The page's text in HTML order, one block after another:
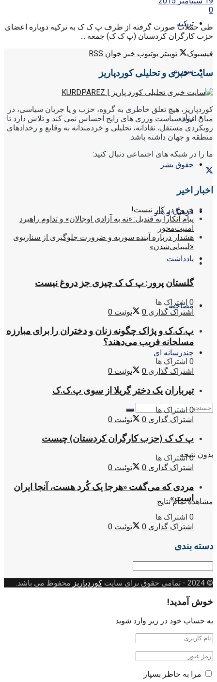
ترکیه
سوریه
زنان
حقوق بشر
فرهنگ و هنر
یادداشت
مصاحبه
چندرسانه ای
بدون نتیجه
مشاهده تمام نتایج
0
طی حملات صورت گرفته از طرف پ ک ک به ترکیه دوباره اعضای
حزب کارگران کردستان (پ ک ک) جمعه ...
فیسبوک
توییتر یوتیوب خبر خوان RSS
سایت خبری و تحلیلی کوردپاریز
کوردپاریز، هیچ تعلق خاطری به گروه، حزب و یا جریان سیاسی، در
میان انبوه سیاست ورزی های رایج احساس نمی کند و تلاش دارد تا
رویکردی مستقل، نقادانه، تحلیلی و خردمندانه به وقایع و رخدادهای
منطقه و جهان داشته باشد.
ما را در شبکه های اجتماعی دنبال کنید:
اخبار اخیر
خروج در کار نیست!
پیام آنکارا به قندیل: «نه به آزادی اوجالان» و تداوم راهبرد
امنیت‌محور
هشدار درباره آینده سوریه و ضرورت جلوگیری از سناریوی
«لیبیایی‌شدن»
گلستان پرور: پ ک ک چیزی جز دروغ نیست
0 اشتراک ها
اشتراک گذاری 0 توئیت 0
پ.ک.ک و پژاک چگونه زنان و دختران را برای مبارزه
مسلحانه فریب می‌دهند؟
0 اشتراک ها
اشتراک گذاری 0 توئیت 0
تیرباران یک دختر گریلا از سوی پ.ک.ک
0 اشتراک ها
اشتراک گذاری 0 توئیت 0
پ ک ک (حزب کارگران کردستان) چیست
0 اشتراک ها
اشتراک گذاری 0 توئیت 0
مردی که می‌گفت «هرجا یک کُرد هست، آنجا ایران
است»
0 اشتراک ها
اشتراک گذاری 0 توئیت 0
دسته بندی
دسته
© 2024
- تمامی حقوق برای سایت کوردپاریز محفوظ می باشد.
خوش آمدید!
به حساب خود در زیر وارد شوید
مرا به خاطر بسپار